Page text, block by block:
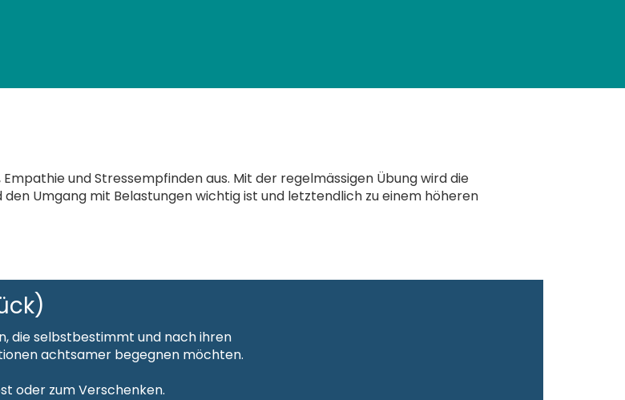
und Stressempfinden aus. Mit der regelmässigen Übung wird die
Umgang mit Belastungen wichtig ist und letztendlich zu einem höheren
die selbstbestimmt und nach ihren
achtsamer begegnen möchten.
oder zum Verschenken.